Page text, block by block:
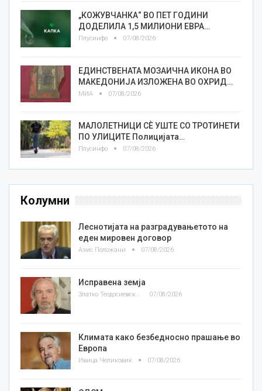
„КОЖУВЧАНКА“ ВО ПЕТ ГОДИНИ
ДОДЕЛИЛА 1,5 МИЛИОНИ ЕВРА…
Плусинфо 07/08/2026
ЕДИНСТВЕНАТА МОЗАИЧНА ИКОНА ВО
МАКЕДОНИЈА ИЗЛОЖЕНА ВО ОХРИД…
МИА 07/08/2026
МАЛОЛЕТНИЦИ СÈ УШТЕ СО ТРОТИНЕТИ
ПО УЛИЦИТЕ Полицијата…
Плусинфо 07/08/2026
Колумни
Леснотијата на разградувањетото на
еден мировен договор
Азис Положани 07/08/2026
Исправена земја
07/08/2026
Климата како безбедносно прашање во
Европа
Ивица Челиковиќ 07/08/2026